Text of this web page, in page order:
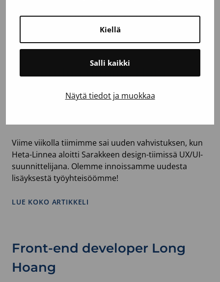
Kiellä
Salli kaikki
Näytä tiedot ja muokkaa
Lue myös nämä
Tervetuloa tiimiin: Heta-
Viime viikolla tiimimme sai uuden vahvistuksen, kun
Heta-Linnea aloitti Sarakkeen design-tiimissä UX/UI-
suunnittelijana. Olemme innoissamme uudesta
lisäyksestä työyhteisöömme!
LUE KOKO ARTIKKELI
Front-end developer Long
Hoang